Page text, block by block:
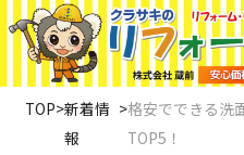
TOP>新着情
報
>格安でできる洗
TOP5！